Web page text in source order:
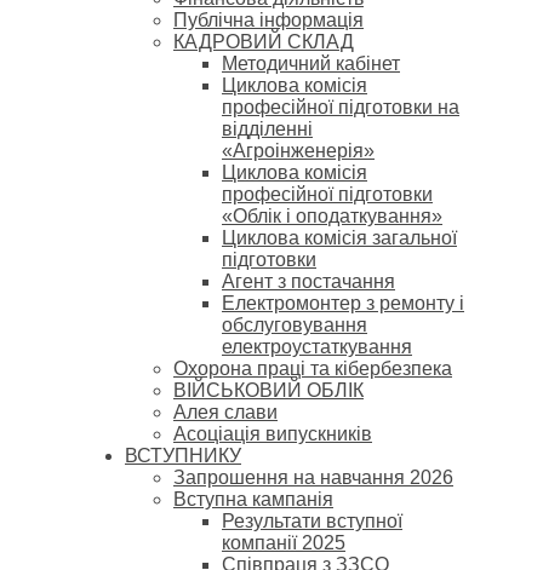
Публічна інформація
КАДРОВИЙ СКЛАД
Методичний кабінет
Циклова комісія
професійної підготовки на
відділенні
«Агроінженерія»
Циклова комісія
професійної підготовки
«Облік і оподаткування»
Циклова комісія загальної
підготовки
Агент з постачання
Електромонтер з ремонту і
обслуговування
електроустаткування
Охорона праці та кібербезпека
ВІЙСЬКОВИЙ ОБЛІК
Алея слави
Асоціація випускників
ВСТУПНИКУ
Запрошення на навчання 2026
Вступна кампанія
Результати вступної
компанії 2025
Співпраця з ЗЗСО